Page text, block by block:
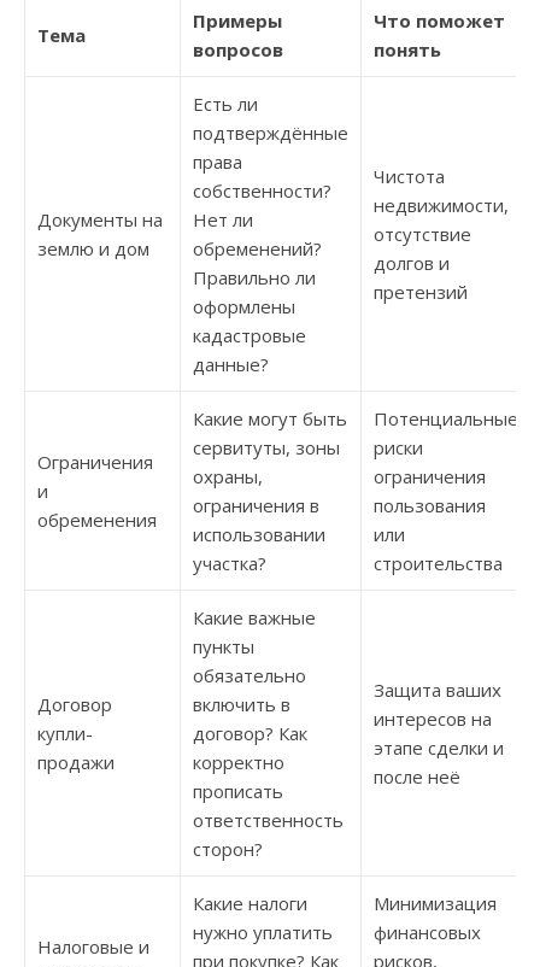
Тема
Примеры
вопросов
Что поможет
понять
Документы на
землю и дом
Есть ли
подтверждённые
права
собственности?
Нет ли
обременений?
Правильно ли
оформлены
кадастровые
данные?
Чистота
недвижимости,
отсутствие
долгов и
претензий
Ограничения
и
обременения
Какие могут быть
сервитуты, зоны
охраны,
ограничения в
использовании
участка?
Потенциальные
риски
ограничения
пользования
или
строительства
Договор
купли-
продажи
Какие важные
пункты
обязательно
включить в
договор? Как
корректно
прописать
ответственность
сторон?
Защита ваших
интересов на
этапе сделки и
после неё
Налоговые и
Какие налоги
нужно уплатить
при покупке? Как
Минимизация
финансовых
рисков,